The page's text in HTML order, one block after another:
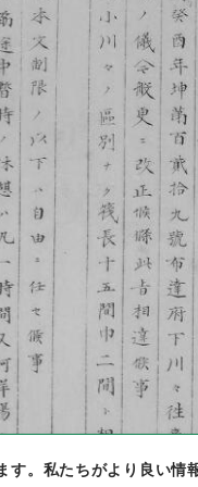
。 私たちがより良い情